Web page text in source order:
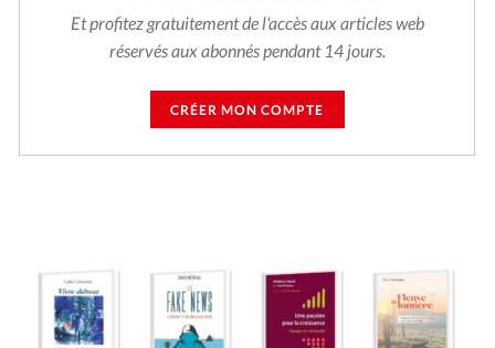
Et profitez gratuitement de l'accès aux articles web
réservés aux abonnés pendant 14 jours.
CRÉER MON COMPTE